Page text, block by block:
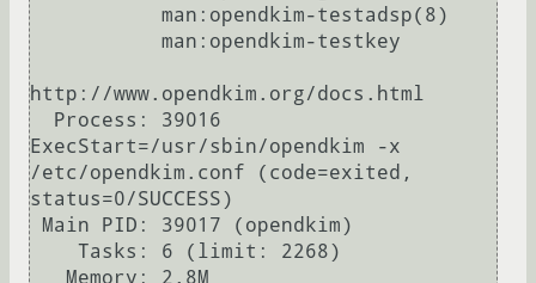
http://www.opendkim.org/docs.html
ExecStart=/usr/sbin/opendkim -x
/etc/opendkim.conf (code=exited,
status=0/SUCCESS)